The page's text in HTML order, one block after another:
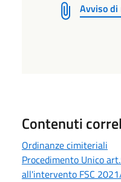
Avviso
Contenuti
Ordinanze cimiteriali
Procedimento Unico
all'intervento FSC